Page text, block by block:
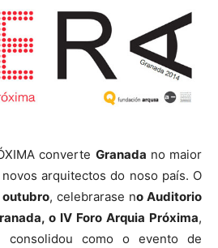
converte Granada no maior
arquitectos do noso país. O
, celebrarase no Auditorio
o IV Foro Arquia Próxima,
como o evento de